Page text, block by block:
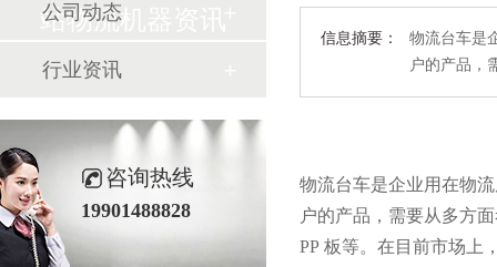
信息摘要：
物流台车是
户的产品
物流台车是企业用在物流
户的产品，需要从多方面
PP 板等。在目前市场上
站物流机器资讯
公司动态
行业资讯
咨询热线
19901488828